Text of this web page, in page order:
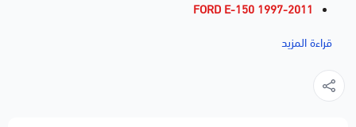
FORD E-150 1997-2011
FORD E-250 2003-2011قراءة المزيد